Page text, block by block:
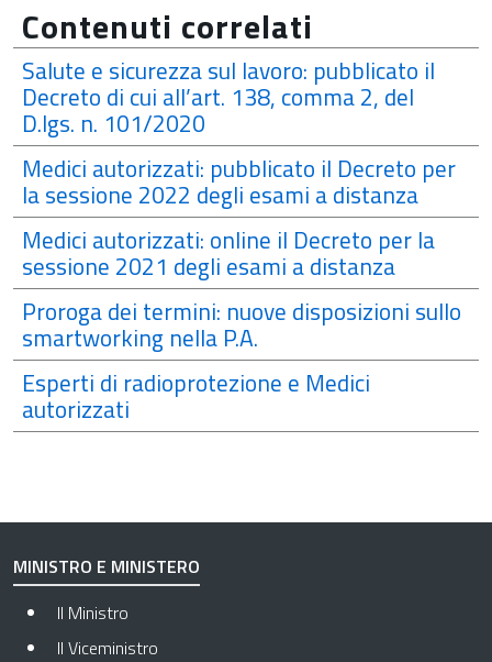
Contenuti correlati
Salute e sicurezza sul lavoro: pubblicato il
Decreto di cui all’art. 138, comma 2, del
D.lgs. n. 101/2020
Medici autorizzati: pubblicato il Decreto per
la sessione 2022 degli esami a distanza
Medici autorizzati: online il Decreto per la
sessione 2021 degli esami a distanza
Proroga dei termini: nuove disposizioni sullo
smartworking nella P.A.
Esperti di radioprotezione e Medici
autorizzati
MINISTRO E MINISTERO
Il Ministro
Il Viceministro